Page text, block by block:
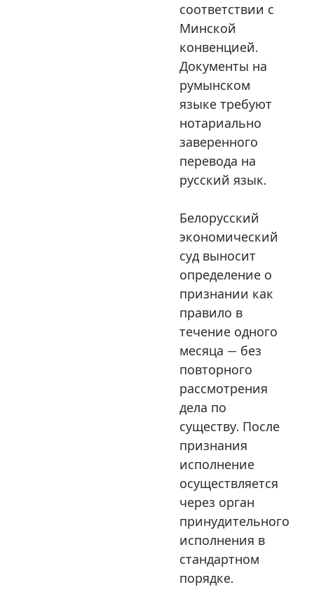
соответствии с
Минской
конвенцией.
Документы на
румынском
языке требуют
нотариально
заверенного
перевода на
русский язык.
Белорусский
экономический
суд выносит
определение о
признании как
правило в
течение одного
месяца — без
повторного
рассмотрения
дела по
существу. После
признания
исполнение
осуществляется
через орган
принудительного
исполнения в
стандартном
порядке.